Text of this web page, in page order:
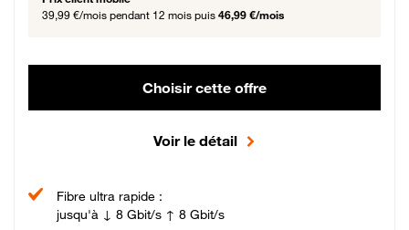
39,99 €/mois pendant 12 mois puis 46,99 €/mois
Choisir cette offre
Voir le détail
Fibre ultra rapide :
jusqu'à ↓ 8 Gbit/s ↑ 8 Gbit/s